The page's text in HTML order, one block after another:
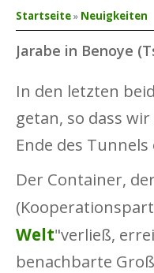
Sie sind hier
Startseite» Neuigkeiten
Jarabe in Benoye
In den letzten
getan, so dass
Ende des
Der Container,
Welt"verließ,
benachbarte